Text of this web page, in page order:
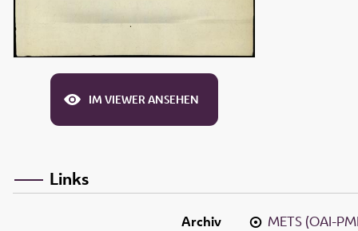
IM VIEWER ANSEHEN
Links
Archiv
METS (OAI-